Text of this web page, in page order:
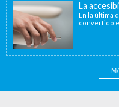
La
En la última
convertido